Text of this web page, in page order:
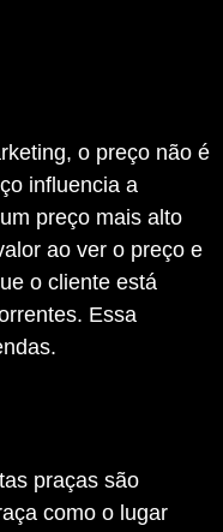
influencia a
preço mais alto
ao ver o preço e
o cliente está
Essa
como o lugar